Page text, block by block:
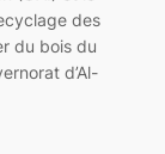
des
du bois du
d’Al-